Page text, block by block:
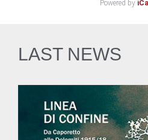
Powered by
LAST NEWS